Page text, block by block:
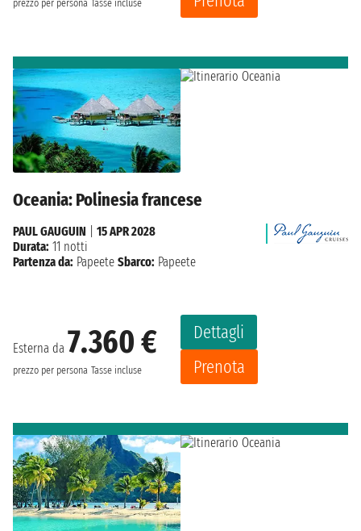
prezzo per persona Tasse incluse
Oceania: Polinesia francese
Esterna da 7.360 €
prezzo per persona Tasse incluse
Dettagli
Prenota
PAUL GAUGUIN
15 APR 2028
Durata: 11 notti
Partenza da: Papeete Sbarco: Papeete